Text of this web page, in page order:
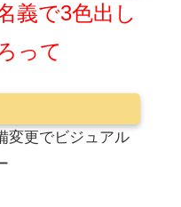
義で3色出し
って
変更でビジュアル